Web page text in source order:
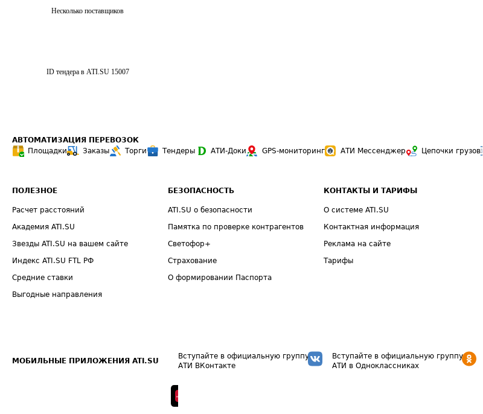
Несколько поставщиков
ID тендера в ATI.SU 15007
АВТОМАТИЗАЦИЯ ПЕРЕВОЗОК
Площадки
Заказы Торги Тендеры АТИ-Доки GPS-мониторинг АТИ Мессенджер Цепочки грузов
ПОЛЕЗНОЕ
Расчет расстояний
Академия ATI.SU
Звезды ATI.SU на вашем сайте
Индекс ATI.SU FTL РФ
Средние ставки
Выгодные направления
БЕЗОПАСНОСТЬ
ATI.SU о безопасности
Памятка по проверке контрагентов
Светофор+
Страхование
О формировании Паспорта
КОНТАКТЫ И ТАРИФЫ
О системе ATI.SU
Контактная информация
Реклама на сайте
Тарифы
МОБИЛЬНЫЕ ПРИЛОЖЕНИЯ ATI.SU
Вступайте в официальную группу
АТИ ВКонтакте
Вступайте в официальную группу
АТИ в Одноклассниках